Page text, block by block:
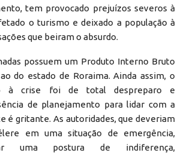
tem provocado prejuízos severos à
o turismo e deixado a população à
que beiram o absurdo.
possuem um Produto Interno Bruto
do estado de Roraima. Ainda assim, o
à crise foi de total despreparo e
de planejamento para lidar com a
é gritante. As autoridades, que deveriam
em uma situação de emergência,
uma postura de indiferença,